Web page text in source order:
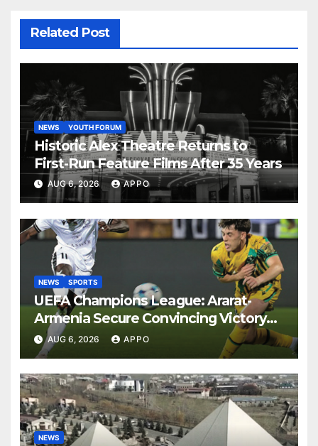
Related Post
NEWS YOUTH FORUM
Historic Alex Theatre Returns to
First-Run Feature Films After 35 Years
AUG 6, 2026 APPO
NEWS SPORTS
UEFA Champions League: Ararat-
Armenia Secure Convincing Victory
Over Shamrock Rovers 2-0
AUG 6, 2026 APPO
NEWS